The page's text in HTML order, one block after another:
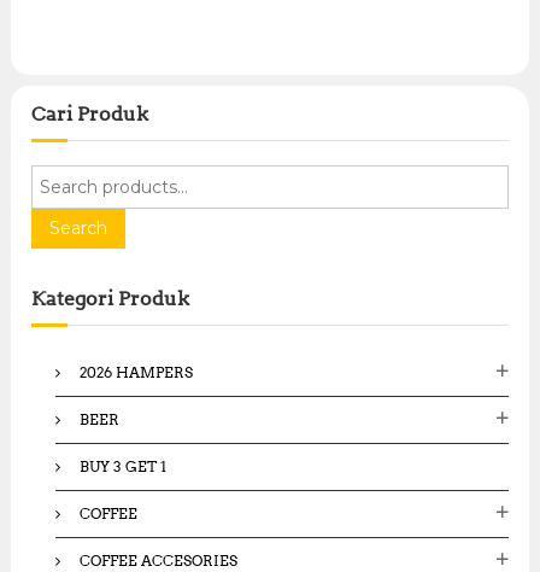
Cari Produk
r
h
f
Search
Kategori Produk
2026 HAMPERS
BEER
BUY 3 GET 1
COFFEE
COFFEE ACCESORIES